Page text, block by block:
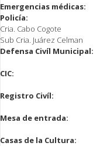
Emergencias médicas:
Policía:
Cria. Cabo Cogote
Sub Cria. Juárez Celman
Defensa Civíl Municipal:
CIC:
Registro Civíl:
Mesa de entrada:
Casas de la Cultura: